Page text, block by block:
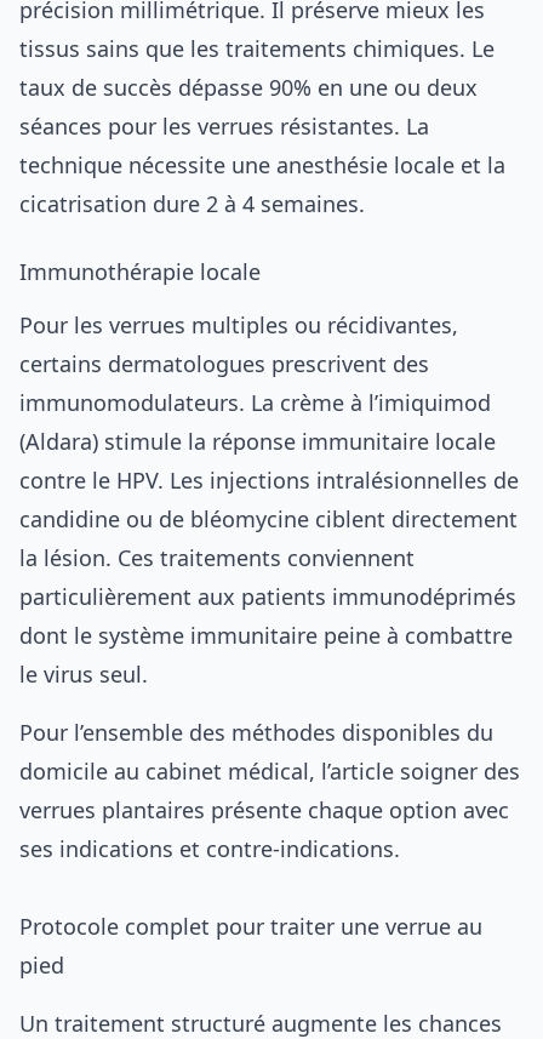
précision millimétrique. Il préserve mieux les
tissus sains que les traitements chimiques. Le
taux de succès dépasse 90% en une ou deux
séances pour les verrues résistantes. La
technique nécessite une anesthésie locale et la
cicatrisation dure 2 à 4 semaines.
Immunothérapie locale
Pour les verrues multiples ou récidivantes,
certains dermatologues prescrivent des
immunomodulateurs. La crème à l’imiquimod
(Aldara) stimule la réponse immunitaire locale
contre le HPV. Les injections intralésionnelles de
candidine ou de bléomycine ciblent directement
la lésion. Ces traitements conviennent
particulièrement aux patients immunodéprimés
dont le système immunitaire peine à combattre
le virus seul.
Pour l’ensemble des méthodes disponibles du
domicile au cabinet médical, l’article soigner des
verrues plantaires présente chaque option avec
ses indications et contre-indications.
Protocole complet pour traiter une verrue au
pied
Un traitement structuré augmente les chances